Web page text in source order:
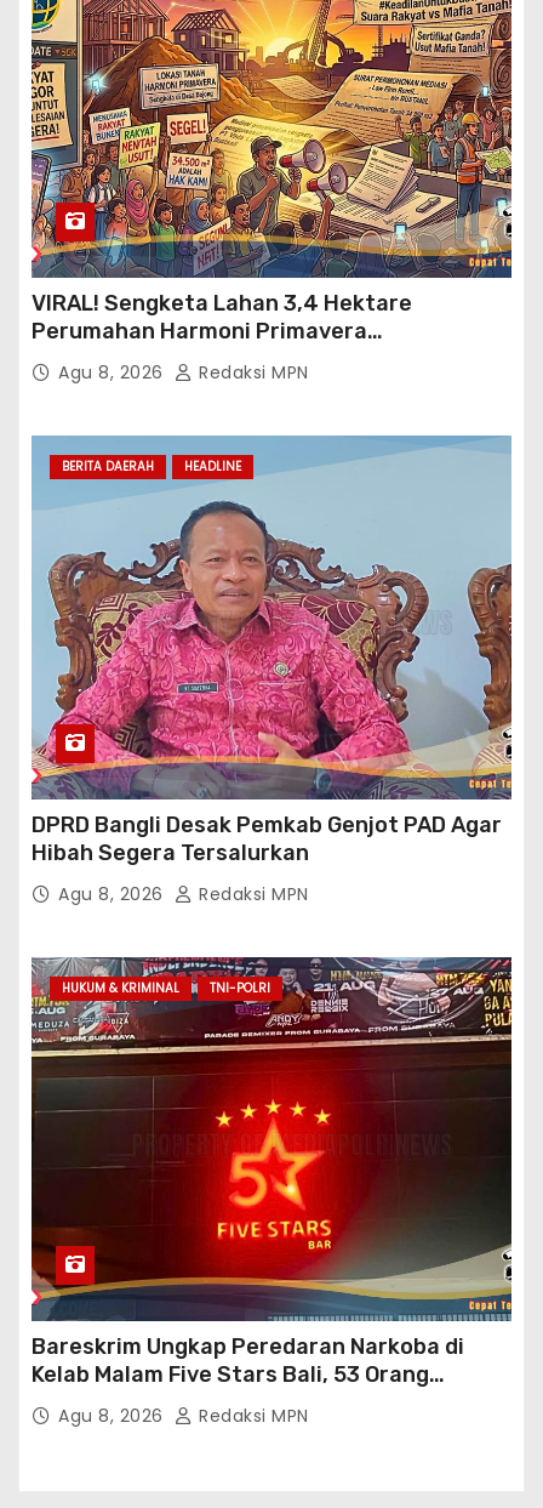
VIRAL! Sengketa Lahan 3,4 Hektare
Perumahan Harmoni Primavera
Klapanunggal, GMPRI Bogor Minta Menteri
Perumahan Blacklist PT BTC
Agu 8, 2026 Redaksi MPN
BERITA DAERAH HEADLINE
DPRD Bangli Desak Pemkab Genjot PAD Agar
Hibah Segera Tersalurkan
Agu 8, 2026 Redaksi MPN
HUKUM & KRIMINAL TNI-POLRI
Bareskrim Ungkap Peredaran Narkoba di
Kelab Malam Five Stars Bali, 53 Orang
Diamankan
Agu 8, 2026 Redaksi MPN